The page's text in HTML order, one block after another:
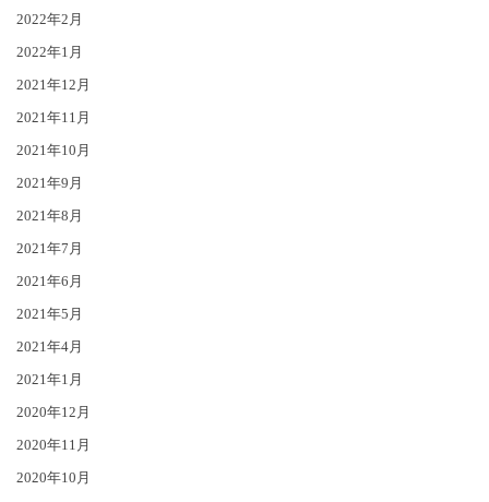
2022年2月
2022年1月
2021年12月
2021年11月
2021年10月
2021年9月
2021年8月
2021年7月
2021年6月
2021年5月
2021年4月
2021年1月
2020年12月
2020年11月
2020年10月